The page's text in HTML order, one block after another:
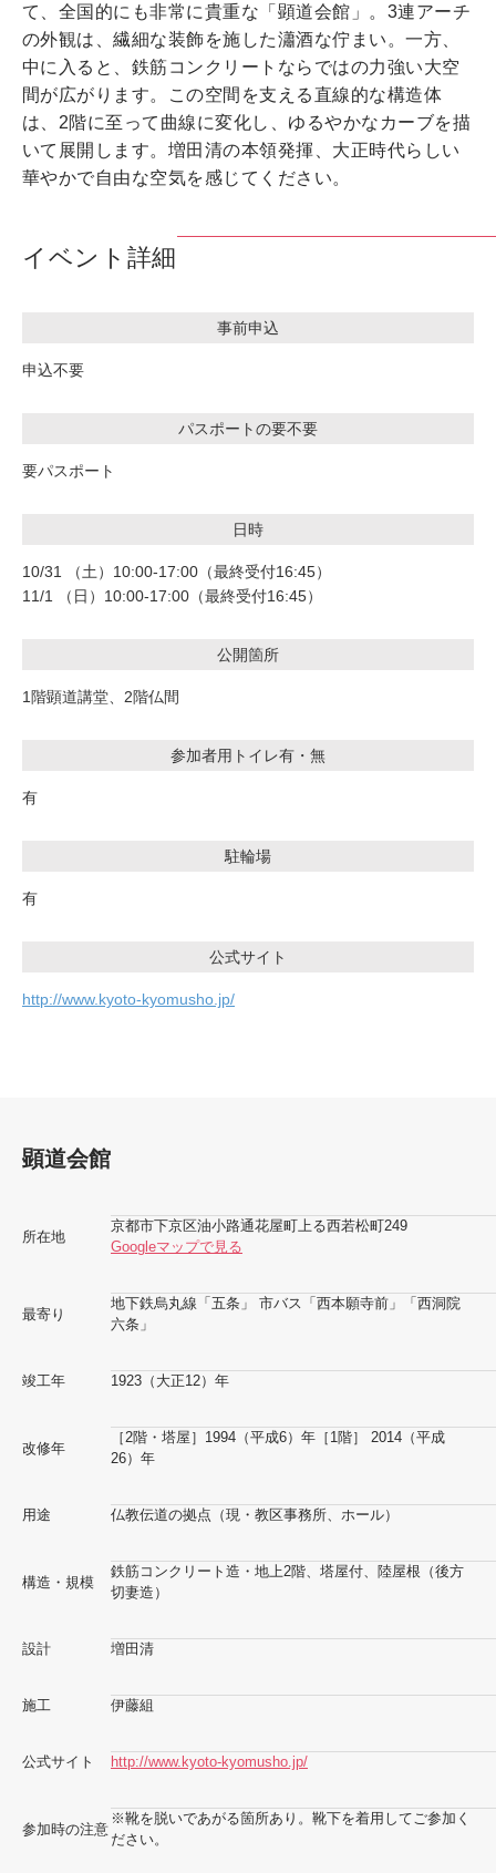
て、全国的にも非常に貴重な「顕道会館」。3連アーチ
の外観は、繊細な装飾を施した瀟酒な佇まい。一方、
中に入ると、鉄筋コンクリートならではの力強い大空
間が広がります。この空間を支える直線的な構造体
は、2階に至って曲線に変化し、ゆるやかなカーブを描
いて展開します。増田清の本領発揮、大正時代らしい
華やかで自由な空気を感じてください。
イベント詳細
事前申込
申込不要
パスポートの要不要
要パスポート
日時
10/31 （土）10:00-17:00（最終受付16:45）
11/1 （日）10:00-17:00（最終受付16:45）
公開箇所
1階顕道講堂、2階仏間
参加者用トイレ有・無
有
駐輪場
有
公式サイト
http://www.kyoto-kyomusho.jp/
顕道会館
所在地
京都市下京区油小路通花屋町上る西若松町249
Googleマップで見る
最寄り
地下鉄烏丸線「五条」 市バス「西本願寺前」「西洞院
六条」
竣工年 1923（大正12）年
改修年
［2階・塔屋］1994（平成6）年［1階］ 2014（平成
26）年
用途 仏教伝道の拠点（現・教区事務所、ホール）
構造・規模
鉄筋コンクリート造・地上2階、塔屋付、陸屋根（後方
切妻造）
設計 増田清
施工 伊藤組
公式サイト http://www.kyoto-kyomusho.jp/
参加時の注意
※靴を脱いであがる箇所あり。靴下を着用してご参加く
ださい。